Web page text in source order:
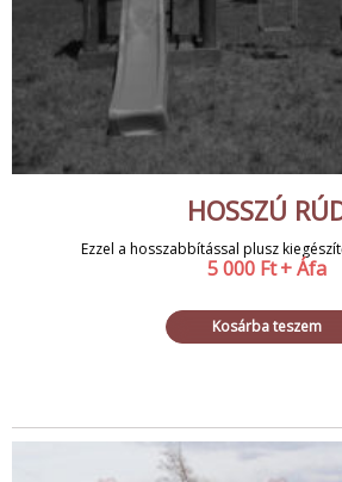
HOSSZÚ
Ezzel a hosszabbítással plusz
5 000 Ft+ Áfa
Kosárba teszem